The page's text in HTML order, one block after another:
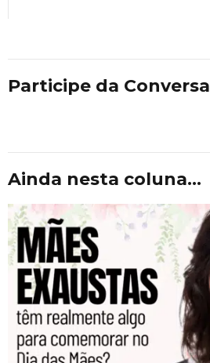
Participe da Conversa
Ainda nesta coluna...